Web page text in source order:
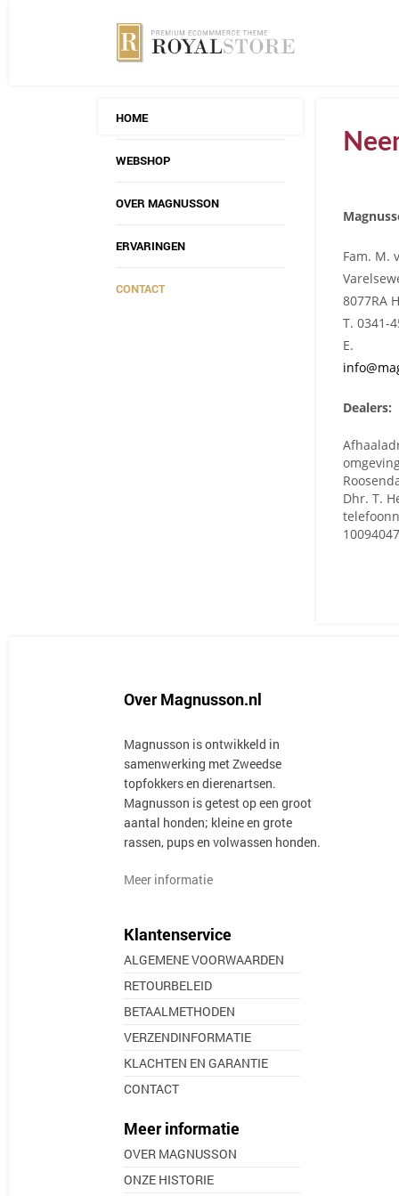
Fam. M.
8077RA
T. 0341-
E.
Dealers:
Dhr. T.
10094047
HOME
WEBSHOP
OVER MAGNUSSON
ERVARINGEN
CONTACT
Over Magnusson.nl
Magnusson is ontwikkeld in
samenwerking met Zweedse
topfokkers en dierenartsen.
Magnusson is getest op een groot
aantal honden; kleine en grote
rassen, pups en volwassen honden.
Meer informatie
Klantenservice
ALGEMENE VOORWAARDEN
RETOURBELEID
BETAALMETHODEN
VERZENDINFORMATIE
KLACHTEN EN GARANTIE
CONTACT
Meer informatie
OVER MAGNUSSON
ONZE HISTORIE